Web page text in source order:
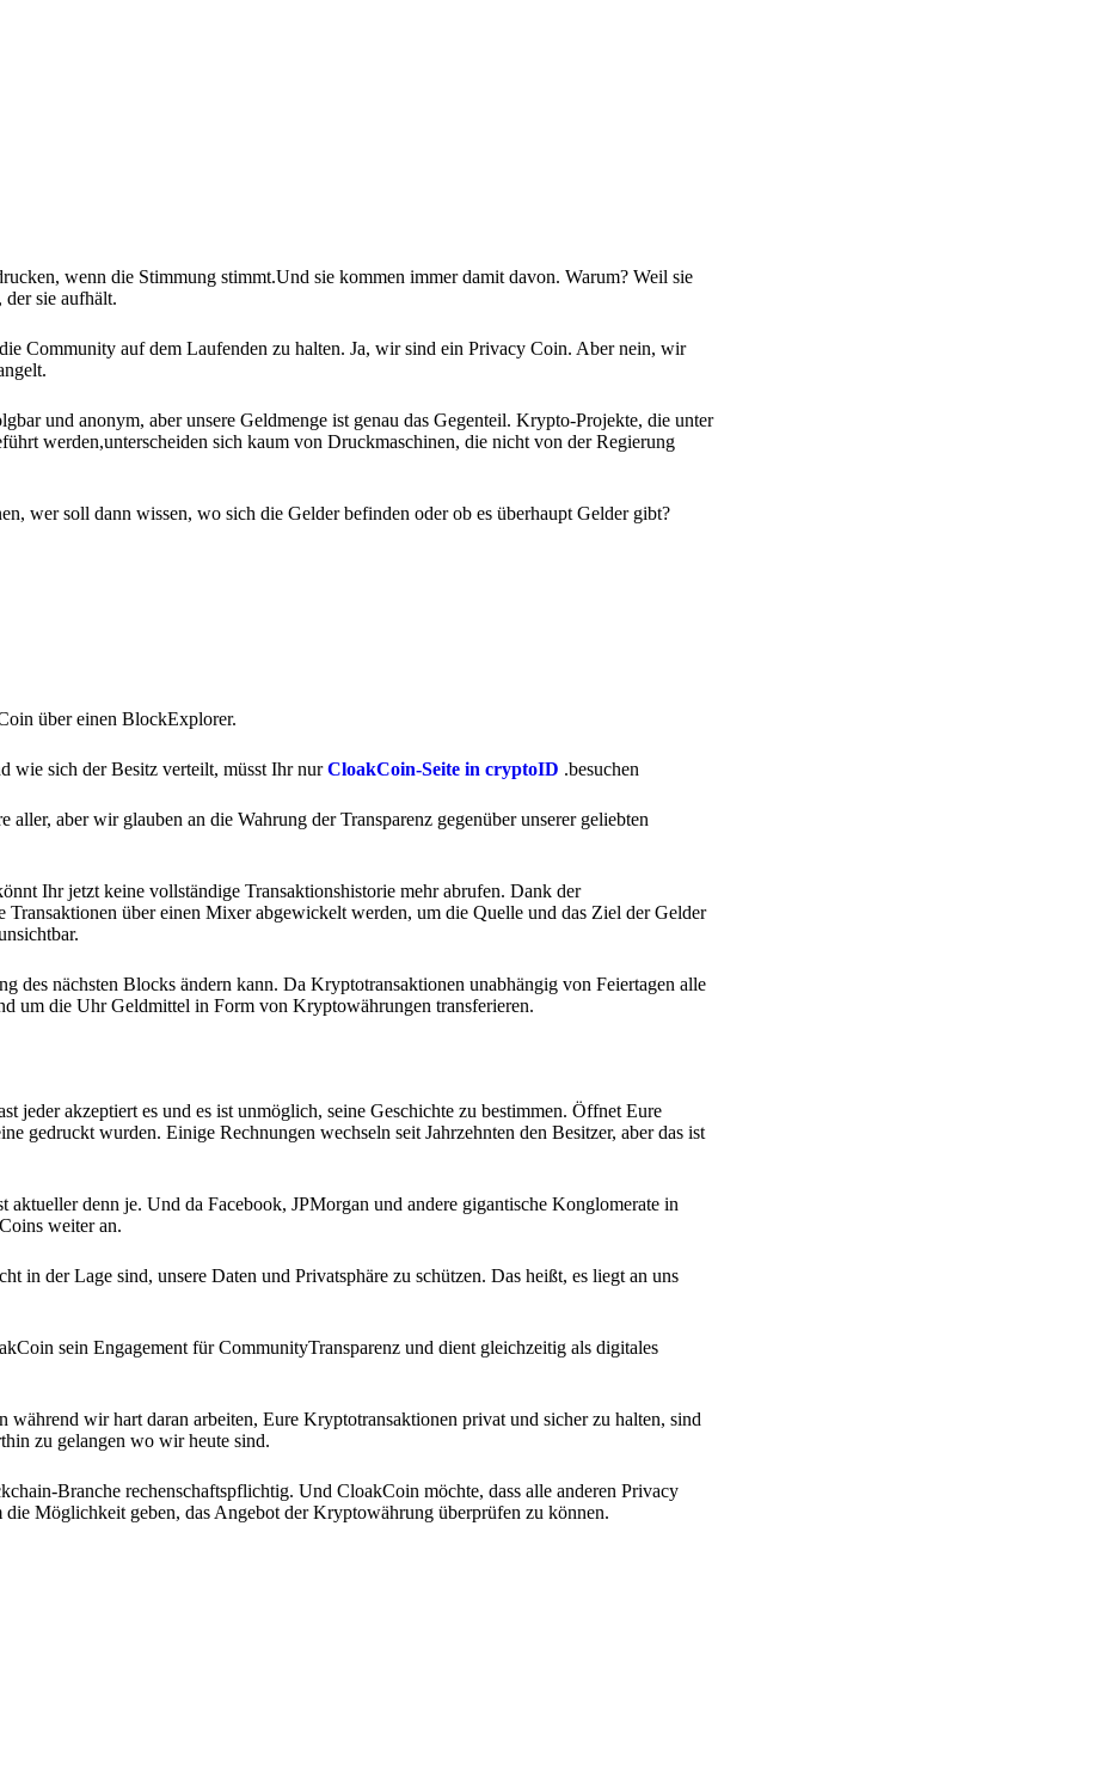
wenn die Stimmung stimmt.Und sie kommen immer damit davon. Warum? Weil sie
der sie aufhält.
Community auf dem Laufenden zu halten. Ja, wir sind ein Privacy Coin. Aber nein, wir
und anonym, aber unsere Geldmenge ist genau das Gegenteil. Krypto-Projekte, die unter
werden,unterscheiden sich kaum von Druckmaschinen, die nicht von der Regierung
wer soll dann wissen, wo sich die Gelder befinden oder ob es überhaupt Gelder gibt?
über einen BlockExplorer.
wie sich der Besitz verteilt, müsst Ihr nurCloakCoin-Seite in cryptoID .besuchen
aber wir glauben an die Wahrung der Transparenz gegenüber unserer geliebten
Ihr jetzt keine vollständige Transaktionshistorie mehr abrufen. Dank der
über einen Mixer abgewickelt werden, um die Quelle und das Ziel der Gelder
des nächsten Blocks ändern kann. Da Kryptotransaktionen unabhängig von Feiertagen alle
um die Uhr Geldmittel in Form von Kryptowährungen transferieren.
jeder akzeptiert es und es ist unmöglich, seine Geschichte zu bestimmen. Öffnet Eure
gedruckt wurden. Einige Rechnungen wechseln seit Jahrzehnten den Besitzer, aber das ist
denn je. Und da Facebook, JPMorgan und andere gigantische Konglomerate in
weiter an.
in der Lage sind, unsere Daten und Privatsphäre zu schützen. Das heißt, es liegt an uns
sein Engagement für CommunityTransparenz und dient gleichzeitig als digitales
während wir hart daran arbeiten, Eure Kryptotransaktionen privat und sicher zu halten, sind
zu gelangen wo wir heute sind.
Branche rechenschaftspflichtig. Und CloakCoin möchte, dass alle anderen Privacy
Möglichkeit geben, das Angebot der Kryptowährung überprüfen zu können.